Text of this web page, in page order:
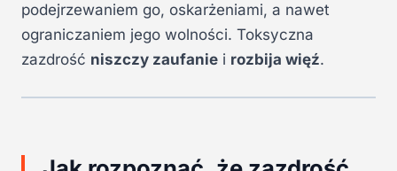
podejrzewaniem go, oskarżeniami, a nawet
ograniczaniem jego wolności. Toksyczna
zazdrość niszczy zaufanie i rozbija więź.